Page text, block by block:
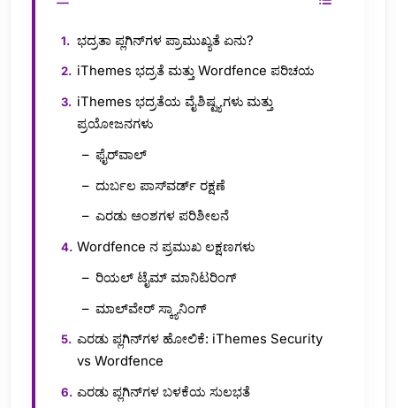
ಭದ್ರತಾ ಪ್ಲಗಿನ್‌ಗಳ ಪ್ರಾಮುಖ್ಯತೆ ಏನು?
iThemes ಭದ್ರತೆ ಮತ್ತು Wordfence ಪರಿಚಯ
iThemes ಭದ್ರತೆಯ ವೈಶಿಷ್ಟ್ಯಗಳು ಮತ್ತು
ಪ್ರಯೋಜನಗಳು
ಫೈರ್‌ವಾಲ್
ದುರ್ಬಲ ಪಾಸ್‌ವರ್ಡ್ ರಕ್ಷಣೆ
ಎರಡು ಅಂಶಗಳ ಪರಿಶೀಲನೆ
Wordfence ನ ಪ್ರಮುಖ ಲಕ್ಷಣಗಳು
ರಿಯಲ್ ಟೈಮ್ ಮಾನಿಟರಿಂಗ್
ಮಾಲ್‌ವೇರ್ ಸ್ಕ್ಯಾನಿಂಗ್
ಎರಡು ಪ್ಲಗಿನ್‌ಗಳ ಹೋಲಿಕೆ: iThemes Security
vs Wordfence
ಎರಡು ಪ್ಲಗಿನ್‌ಗಳ ಬಳಕೆಯ ಸುಲಭತೆ